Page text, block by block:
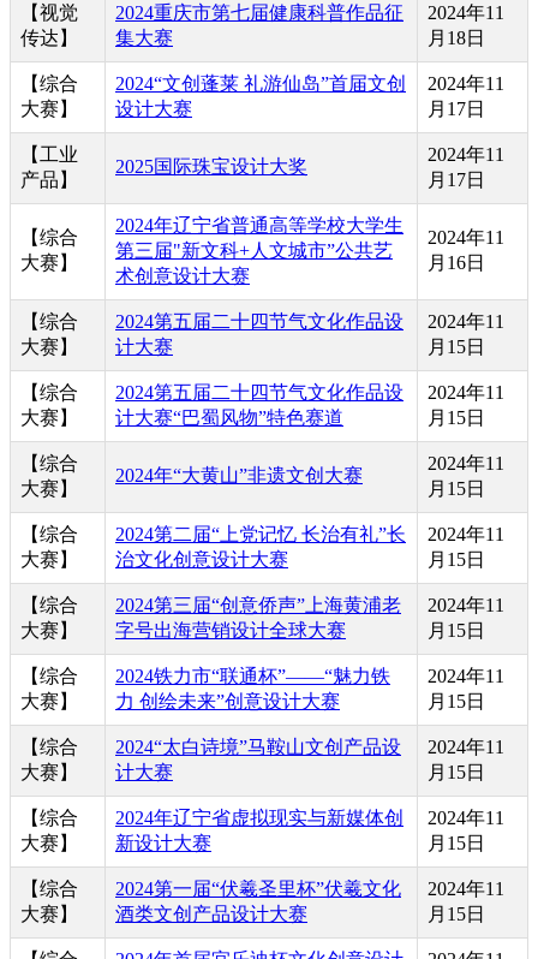
【视觉
传达】
2024重庆市第七届健康科普作品征
集大赛
2024年11
月18日
【综合
大赛】
2024“文创蓬莱 礼游仙岛”首届文创
设计大赛
2024年11
月17日
【工业
产品】
2025国际珠宝设计大奖
2024年11
月17日
【综合
大赛】
2024年辽宁省普通高等学校大学生
第三届"新文科+人文城市”公共艺
术创意设计大赛
2024年11
月16日
【综合
大赛】
2024第五届二十四节气文化作品设
计大赛
2024年11
月15日
【综合
大赛】
2024第五届二十四节气文化作品设
计大赛“巴蜀风物”特色赛道
2024年11
月15日
【综合
大赛】
2024年“大黄山”非遗文创大赛
2024年11
月15日
【综合
大赛】
2024第二届“上党记忆 长治有礼”长
治文化创意设计大赛
2024年11
月15日
【综合
大赛】
2024第三届“创意侨声”上海黄浦老
字号出海营销设计全球大赛
2024年11
月15日
【综合
大赛】
2024铁力市“联通杯”——“魅力铁
力 创绘未来”创意设计大赛
2024年11
月15日
【综合
大赛】
2024“太白诗境”马鞍山文创产品设
计大赛
2024年11
月15日
【综合
大赛】
2024年辽宁省虚拟现实与新媒体创
新设计大赛
2024年11
月15日
【综合
大赛】
2024第一届“伏羲圣里杯”伏羲文化
酒类文创产品设计大赛
2024年11
月15日